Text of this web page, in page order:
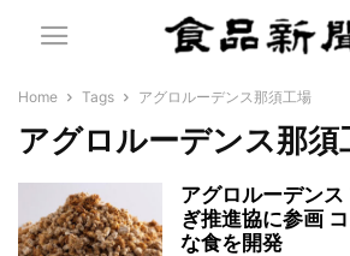
Home Tags アグロルーデンス那須工場
アグロルーデンス那須
アグロルーデン
ぎ推進協に参画
な食を開発